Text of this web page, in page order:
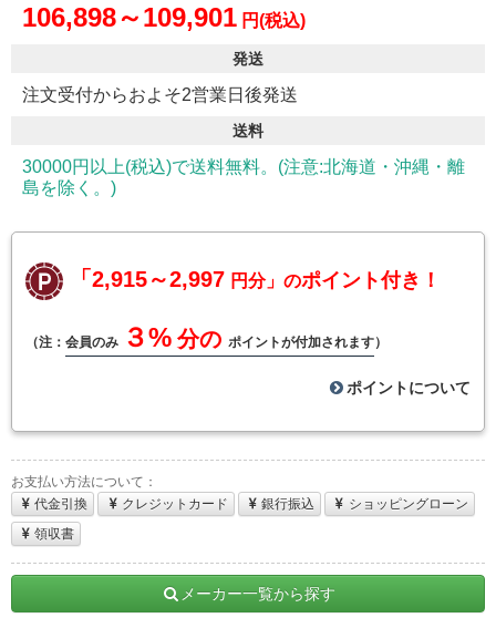
106,898～109,901 円(税込)
発送
注文受付からおよそ2営業日後発送
送料
30000円以上(税込)で送料無料。(注意:北海道・沖縄・離
島を除く。)
「2,915～2,997 円分」のポイント付き！
（注： 会員のみ ３% 分の ポイントが付加されます）
ポイントについて
お支払い方法について：
代金引換
クレジットカード 銀行振込
ショッピングローン
領収書
メーカー一覧から探す